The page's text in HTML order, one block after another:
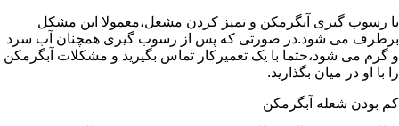
با رسوب گیری آبگرمکن و تمیز کردن مشعل،معمولا این مشکل
برطرف می شود.در صورتی که پس از رسوب گیری همچنان آب سرد
و گرم می شود،حتما با یک تعمیرکار تماس بگیرید و مشکلات آبگرمکن
را با او در میان بگذارید.
کم بودن شعله آبگرمکن